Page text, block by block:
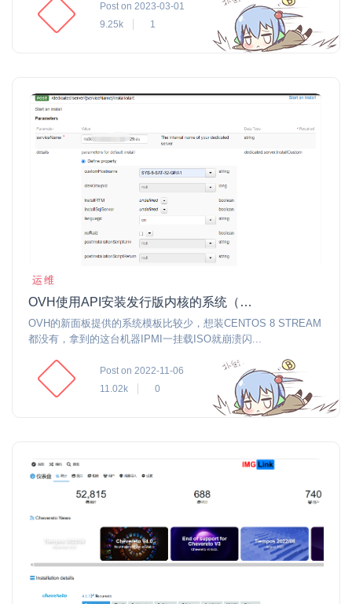
Post on 2023-03-01
9.25k
1
运维
OVH使用API安装发行版内核的系统（关于API,IPXE,RAID等）
OVH的新面板提供的系统模板比较少，想装CENTOS 8 STREAM
都没有，拿到的这台机器IPMI一挂载ISO就崩溃闪...
Post on 2022-11-06
11.02k
0